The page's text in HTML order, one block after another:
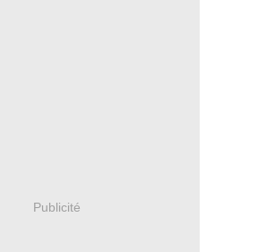
Publicité